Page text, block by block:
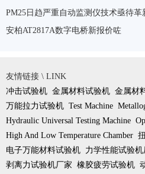
PM25日趋严重自动监测仪技术亟待革
安柏AT2817A数字电桥新报价咗
友情链接 \ LINK
冲击试验机 金属材料试验机 金属材
万能拉力试验机 Test Machine
Hydraulic Universal Testing Machine
High And Low Temperature Chamber
电子万能材料试验机 力学性能试验机
剥离力试验机厂家 橡胶疲劳试验机